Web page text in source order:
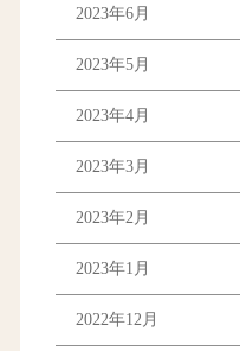
2023年6月
2023年5月
2023年4月
2023年3月
2023年2月
2023年1月
2022年12月